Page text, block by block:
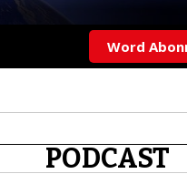
Word
PODCAST